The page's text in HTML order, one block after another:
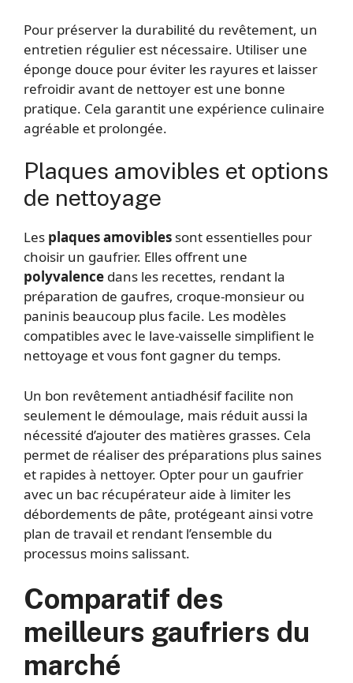
Pour préserver la durabilité du revêtement, un
entretien régulier est nécessaire. Utiliser une
éponge douce pour éviter les rayures et laisser
refroidir avant de nettoyer est une bonne
pratique. Cela garantit une expérience culinaire
agréable et prolongée.
Plaques amovibles et options
de nettoyage
Les plaques amovibles sont essentielles pour
choisir un gaufrier. Elles offrent une
polyvalence dans les recettes, rendant la
préparation de gaufres, croque-monsieur ou
paninis beaucoup plus facile. Les modèles
compatibles avec le lave-vaisselle simplifient le
nettoyage et vous font gagner du temps.
Un bon revêtement antiadhésif facilite non
seulement le démoulage, mais réduit aussi la
nécessité d’ajouter des matières grasses. Cela
permet de réaliser des préparations plus saines
et rapides à nettoyer. Opter pour un gaufrier
avec un bac récupérateur aide à limiter les
débordements de pâte, protégeant ainsi votre
plan de travail et rendant l’ensemble du
processus moins salissant.
Comparatif des
meilleurs gaufriers du
marché